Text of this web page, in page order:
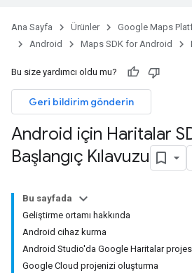
Ana Sayfa Ürünler Google Maps
Android
Maps SDK for Android
Bu size yardımcı oldu mu?
Geri bildirim gönderin
Android için Haritalar
Başlangıç Kılavuzu
Bu sayfada
Geliştirme ortamı hakkında
Android cihaz kurma
Android Studio'da Google Haritalar
Google Cloud projenizi oluşturma